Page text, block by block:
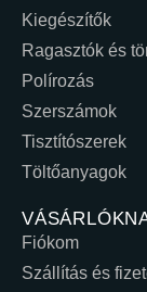
Kiegészítők
Ragasztók és
Polírozás
Szerszámok
Tisztítószerek
Töltőanyagok
Fiókom
Szállítás és